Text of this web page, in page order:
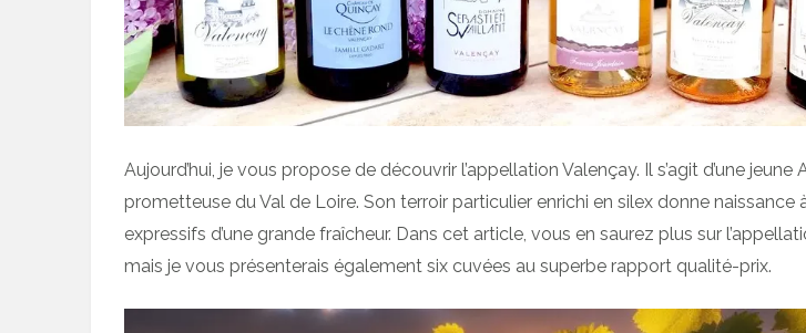
Aujourd’hui, je vous propose de découvrir l’appellation Valençay. Il s’agit d’une jeune
prometteuse du Val de Loire. Son terroir particulier enrichi en silex donne naissance
expressifs d’une grande fraîcheur. Dans cet article, vous en saurez plus sur
mais je vous présenterais également six cuvées au superbe rapport qualité-prix.